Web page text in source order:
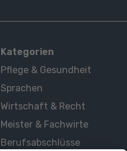
Kategorien
Pflege & Gesundheit
Sprachen
Wirtschaft & Recht
Meister & Fachwirte
Berufsabschlüsse